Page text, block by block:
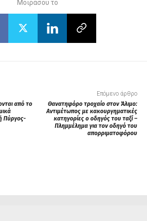
Μοιράσου το
από το
Πύργος-
Επόμενο άρθρο
Θανατηφόρο τροχαίο στον Άλιμο:
Αντιμέτωπος με κακουργηματικές
κατηγορίες ο οδηγός του ταξί –
Πλημμέλημα για τον οδηγό του
απορριματοφόρου